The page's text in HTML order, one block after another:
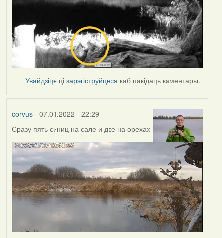
Увайдзіце цізарэгіструйцеся каб пакідаць каментары.
corvus- 07.01.2022 - 22:29
Сразу пять синиц на сале и две на орехах